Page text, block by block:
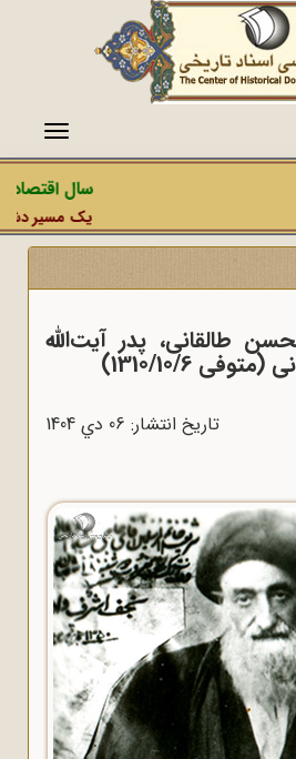
منو
سال
یک مسیر
طالقانی، پدر آیت‌الله
1310/10/6)
تاریخ انتشار: 06 دي 1404